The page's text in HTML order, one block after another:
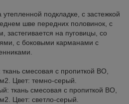
подкладке, с застежкой
шве передних половинок, с
на пуговицы, со
с боковыми карманами с
смесовая с пропиткой ВО,
Цвет: темно-серый.
ткань смесовая с пропиткой ВО,
Цвет: светло-серый.